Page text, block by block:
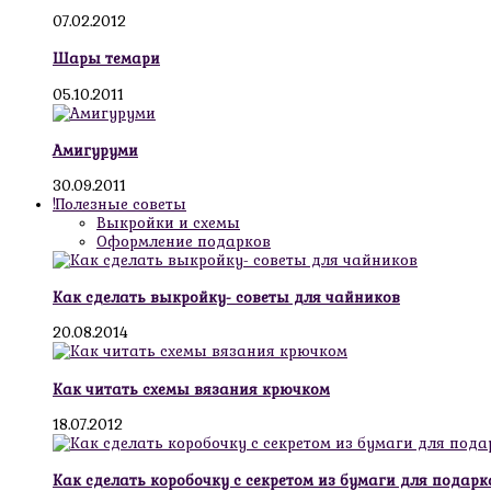
07.02.2012
Шары темари
05.10.2011
Амигуруми
30.09.2011
!Полезные советы
Выкройки и схемы
Оформление подарков
Как сделать выкройку- советы для чайников
20.08.2014
Как читать схемы вязания крючком
18.07.2012
Как сделать коробочку с секретом из бумаги для